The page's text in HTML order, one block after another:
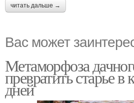
читать дальше →
Вас может
Метаморфоза
превратить старье в
дней